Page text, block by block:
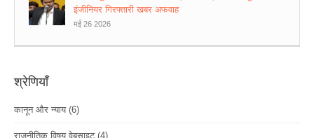
इंजीनियर गिरफ्तारी खबर अफवाह
मई 26 2026
श्रेणियाँ
कानून और न्याय (6)
राजनीतिक विषय वेबसाइट (4)